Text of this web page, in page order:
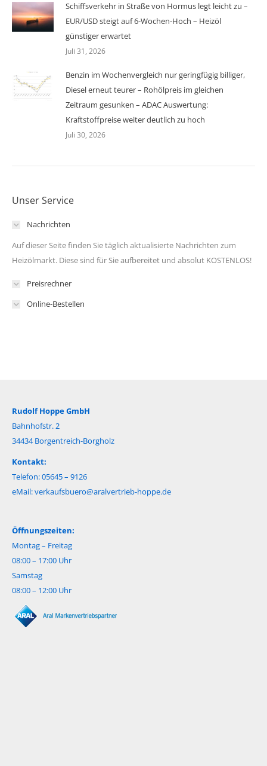
Schiffsverkehr in Straße von Hormus legt leicht zu –
EUR/USD steigt auf 6-Wochen-Hoch – Heizöl
günstiger erwartet
Juli 31, 2026
Benzin im Wochenvergleich nur geringfügig billiger,
Diesel erneut teurer – Rohölpreis im gleichen
Zeitraum gesunken – ADAC Auswertung:
Kraftstoffpreise weiter deutlich zu hoch
Juli 30, 2026
Unser Service
Nachrichten
Auf dieser Seite finden Sie täglich aktualisierte Nachrichten zum
Heizölmarkt. Diese sind für Sie aufbereitet und absolut KOSTENLOS!
Preisrechner
Online-Bestellen
Rudolf Hoppe GmbH
Bahnhofstr. 2
34434 Borgentreich-Borgholz
Kontakt:
Telefon: 05645 – 9126
eMail:verkaufsbuero@aralvertrieb-hoppe.de
Öffnungszeiten:
Montag – Freitag
08:00 – 17:00 Uhr
Samstag
08:00 – 12:00 Uhr